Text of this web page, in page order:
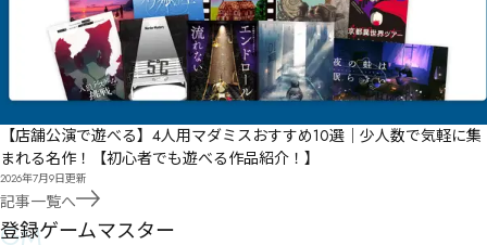
【店舗公演で遊べる】4人用マダミスおすすめ10選｜少人数で気軽に集
まれる名作！【初心者でも遊べる作品紹介！】
2026年7月9日更新
記事一覧へ
GM
登録ゲームマスター